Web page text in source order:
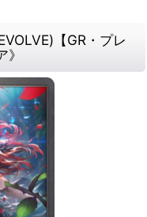
【GR・プレ